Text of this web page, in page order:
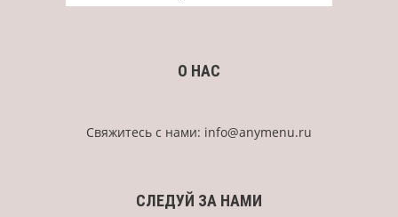
О НАС
Свяжитесь с нами: info@anymenu.ru
СЛЕДУЙ ЗА НАМИ